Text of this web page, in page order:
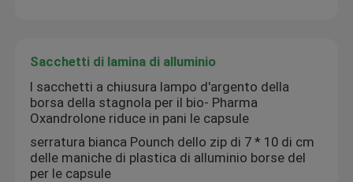
Fiale di vetro farmaceutiche
etichetta della bottiglia di pillola
Sacchetti di lamina di alluminio
I sacchetti a chiusura lampo d'argento della
borsa della stagnola per il bio- Pharma
Oxandrolone riduce in pani le capsule
serratura bianca Pounch dello zip di 7 * 10 di cm
delle maniche di plastica di alluminio borse del
per le capsule